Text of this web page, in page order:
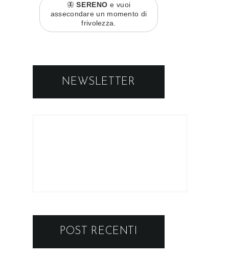
🦋SERENO e vuoi
assecondare un momento di
frivolezza.
NEWSLETTER
POST RECENTI